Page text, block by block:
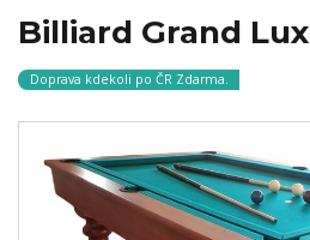
Billiard Grand Lux
Doprava kdekoli po ČR Zdarma.